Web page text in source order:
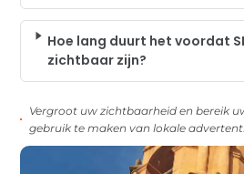
Hoe lang duurt het voordat
zichtbaar zijn?
Vergroot uw zichtbaarheid en bereik
gebruik te maken van lokale